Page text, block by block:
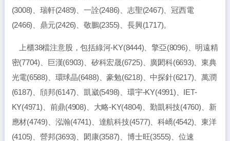
(3008)、瑞軒(2489)、一詮(2486)、志聖(2467)、冠西電
(2466)、鼎元(2426)、敬鵬(2355)、長興(1717)。
上櫃38檔注意股，包括綠河-KY(8444)、擎亞(8096)、明遠精
密(7704)、巨漢(6903)、矽科宏晟(6725)、廣閎科(6693)、東典
光電(6588)、環球晶(6488)、豪勉(6218)、中探針(6217)、萬潤
(6187)、頎邦(6147)、凱崴(5498)、環宇-KY(4991)、IET-
KY(4971)、前鼎(4908)、大略-KY(4804)、勤凱科技(4760)、新
應材(4749)、泓瀚(4741)、達航科技(4577)、科嶠(4542)、東洋
(4105)、營邦(3693)、閎康(3587)、博士旺(3555)、位速